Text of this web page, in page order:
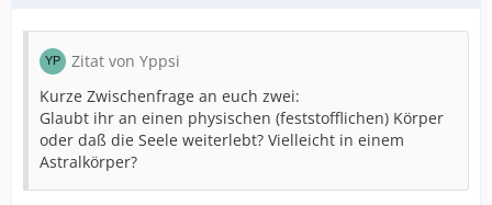
Zitat von Yppsi
Kurze Zwischenfrage an euch zwei:
Glaubt ihr an einen physischen (feststofflichen) Körper
oder daß die Seele weiterlebt? Vielleicht in einem
Astralkörper?